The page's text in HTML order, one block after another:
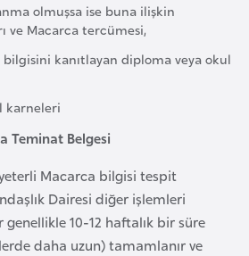
olmuşsa ise buna ilişkin
ve Macarca tercümesi,
kanıtlayan diploma veya okul
karneleri
Teminat Belgesi
Macarca bilgisi tespit
Dairesi diğer işlemleri
10-12 haftalık bir süre
daha uzun) tamamlanır ve